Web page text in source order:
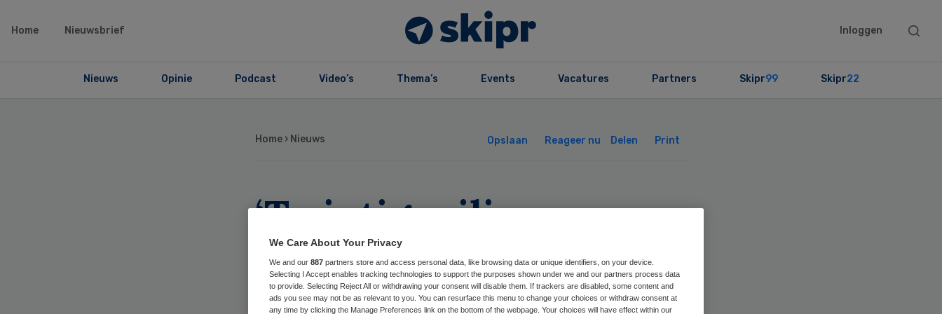
Home Nieuwsbrief Inloggen
Search
Nieuws Opinie Podcast Video’s Thema’s Events Vacatures Partners Skipr99 Skipr22
Home › Nieuws Opslaan Reageer nu Delen Print
‘Twintig miljoen voor
pgb-gedupeerden’
We Care About Your Privacy
We and our 887 partners store and access personal data, like browsing data or unique identifiers, on your device.
Selecting I Accept enables tracking technologies to support the purposes shown under we and our partners process data
to provide. Selecting Reject All or withdrawing your consent will disable them. If trackers are disabled, some content and
ads you see may not be as relevant to you. You can resurface this menu to change your choices or withdraw consent at
any time by clicking the Manage Preferences link on the bottom of the webpage. Your choices will have effect within our